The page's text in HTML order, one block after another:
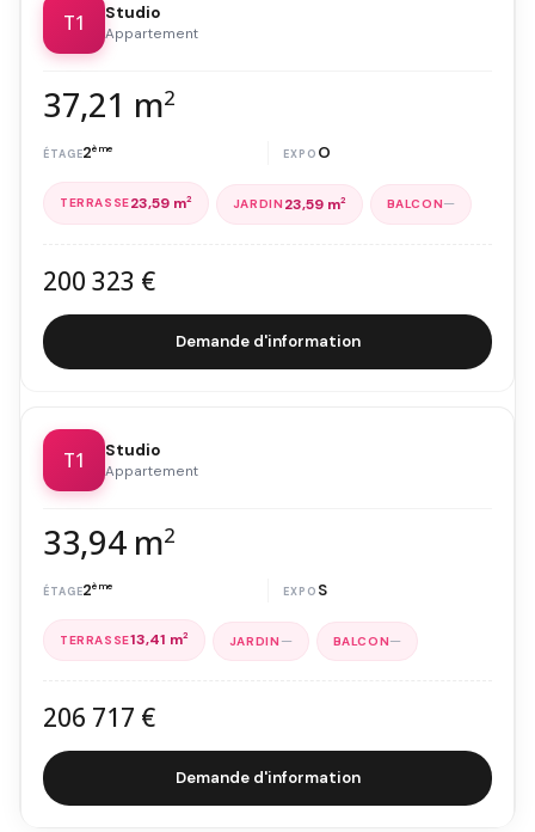
T1 Studio
Appartement
37,21 m2
2ème O
23,59 m2 23,59 m2 —
200 323 €
Demande d'information
T1 Studio
Appartement
33,94 m2
2ème S
13,41 m2 — —
206 717 €
Demande d'information